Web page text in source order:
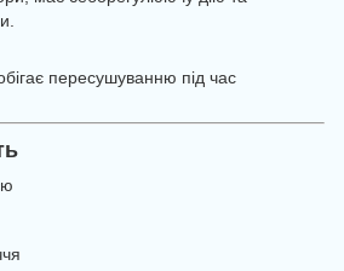
пересушуванню під час